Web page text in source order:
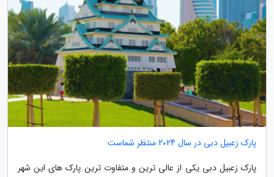
پارک زعبیل دبی در سال 2024 منتظر شماست
پارک زعبیل دبی یکی از عالی ترین و متفاوت ترین پارک های این شهر